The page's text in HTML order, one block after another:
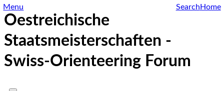
Oestreichische
Staatsmeisterschaften -
Swiss-Orienteering Forum
Menu Search Home